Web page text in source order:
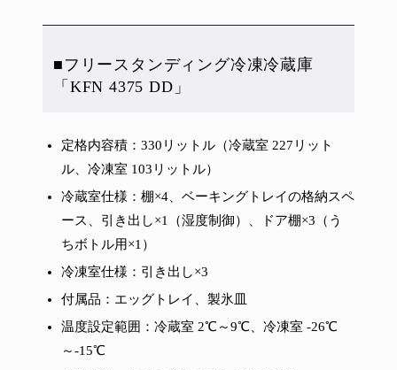
■フリースタンディング冷凍冷蔵庫
「KFN 4375 DD」
定格内容積：330リットル（冷蔵室 227リット
ル、冷凍室 103リットル）
冷蔵室仕様：棚×4、ベーキングトレイの格納スペ
ース、引き出し×1（湿度制御）、ドア棚×3（う
ちボトル用×1）
冷凍室仕様：引き出し×3
付属品：エッグトレイ、製氷皿
温度設定範囲：冷蔵室 2℃～9℃、冷凍室 -26℃
～-15℃